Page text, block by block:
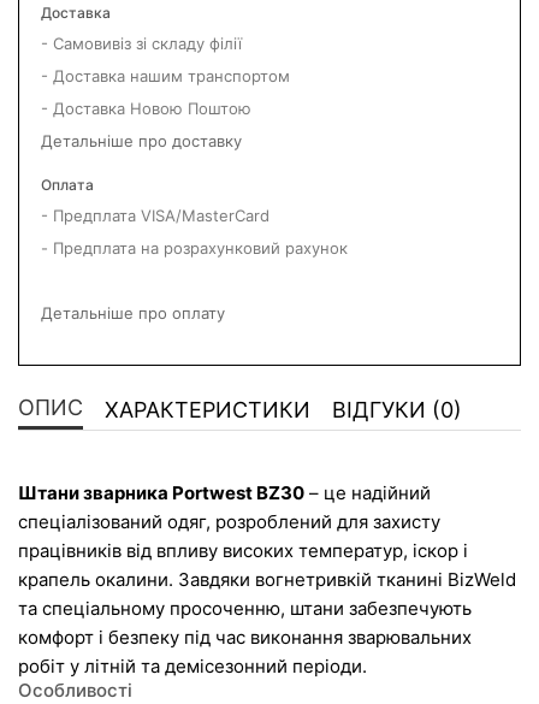
Доставка
- Самовивіз зі складу філії
- Доставка нашим транспортом
- Доставка Новою Поштою
Детальніше про доставку
Оплата
- Предплата VISA/MasterCard
- Предплата на розрахунковий рахунок
Детальніше про оплату
ОПИС ХАРАКТЕРИСТИКИ ВІДГУКИ (0)
Штани зварника Portwest BZ30 – це надійний
спеціалізований одяг, розроблений для захисту
працівників від впливу високих температур, іскор і
крапель окалини. Завдяки вогнетривкій тканині BizWeld
та спеціальному просоченню, штани забезпечують
комфорт і безпеку під час виконання зварювальних
робіт у літній та демісезонний періоди.
Особливості